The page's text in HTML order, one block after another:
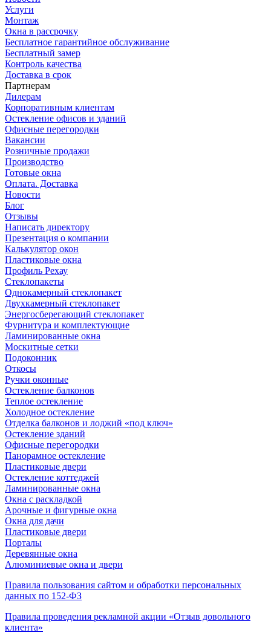
Услуги
Монтаж
Окна в рассрочку
Бесплатное гарантийное обслуживание
Бесплатный замер
Контроль качества
Доставка в срок
Партнерам
Дилерам
Корпоративным клиентам
Остекление офисов и зданий
Офисные перегородки
Вакансии
Розничные продажи
Производство
Готовые окна
Оплата. Доставка
Новости
Блог
Отзывы
Написать директору
Презентация о компании
Калькулятор окон
Пластиковые окна
Профиль Рехау
Стеклопакеты
Однокамерный стеклопакет
Двухкамерный стеклопакет
Энергосберегающий стеклопакет
Фурнитура и комплектующие
Ламинированные окна
Москитные сетки
Подоконник
Откосы
Ручки оконные
Остекление балконов
Теплое остекление
Холодное остекление
Отделка балконов и лоджий «под ключ»
Остекление зданий
Офисные перегородки
Панорамное остекление
Пластиковые двери
Остекление коттеджей
Ламинированные окна
Окна с раскладкой
Арочные и фигурные окна
Окна для дачи
Пластиковые двери
Порталы
Деревянные окна
Алюминиевые окна и двери
Правила пользования сайтом и обработки персональных
данных по 152-ФЗ
Правила проведения рекламной акции «Отзыв довольного
клиента»